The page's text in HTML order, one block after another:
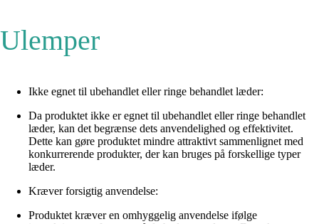
Ulemper
Ikke egnet til ubehandlet eller ringe behandlet læder:
Da produktet ikke er egnet til ubehandlet eller ringe behandlet
læder, kan det begrænse dets anvendelighed og effektivitet.
Dette kan gøre produktet mindre attraktivt sammenlignet med
konkurrerende produkter, der kan bruges på forskellige typer
læder.
Kræver forsigtig anvendelse:
Produktet kræver en omhyggelig anvendelse ifølge